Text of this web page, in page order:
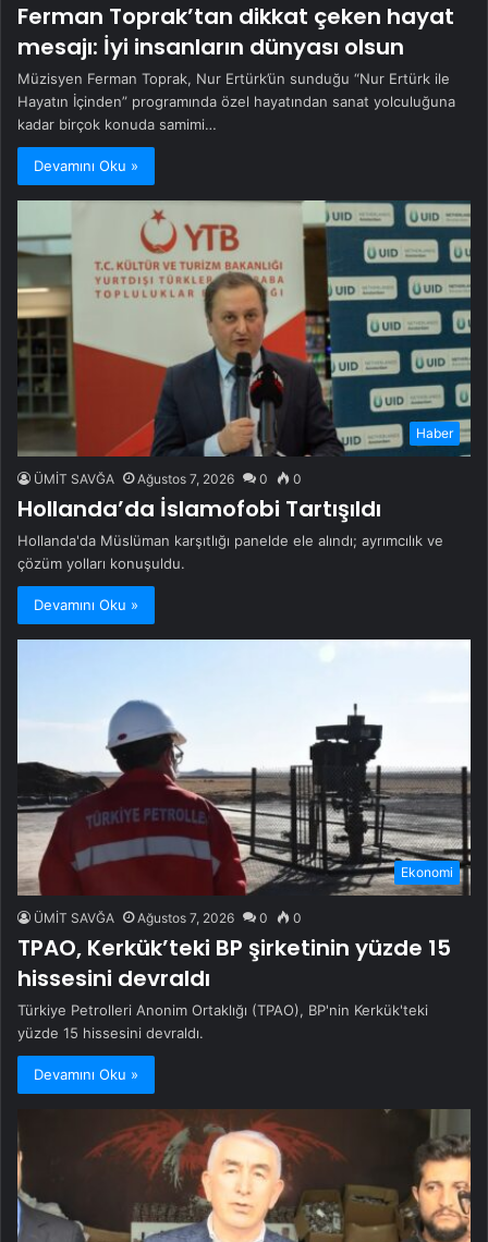
Ferman Toprak’tan dikkat çeken hayat
mesajı: İyi insanların dünyası olsun
Müzisyen Ferman Toprak, Nur Ertürk’ün sunduğu “Nur Ertürk ile
Hayatın İçinden” programında özel hayatından sanat yolculuğuna
kadar birçok konuda samimi…
Devamını Oku »
Haber
ÜMİT SAVĞA Ağustos 7, 2026 0 0
Hollanda’da İslamofobi Tartışıldı
Hollanda'da Müslüman karşıtlığı panelde ele alındı; ayrımcılık ve
çözüm yolları konuşuldu.
Devamını Oku »
Ekonomi
ÜMİT SAVĞA Ağustos 7, 2026 0 0
TPAO, Kerkük’teki BP şirketinin yüzde 15
hissesini devraldı
Türkiye Petrolleri Anonim Ortaklığı (TPAO), BP'nin Kerkük'teki
yüzde 15 hissesini devraldı.
Devamını Oku »